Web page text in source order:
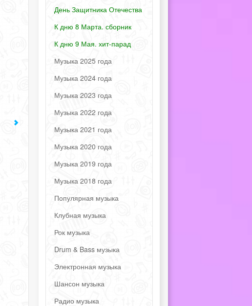
День Защитника Отечества
К дню 8 Марта. сборник
К дню 9 Мая. хит-парад
Музыка 2025 года
Музыка 2024 года
Музыка 2023 года
Музыка 2022 года
Музыка 2021 года
Музыка 2020 года
Музыка 2019 года
Музыка 2018 года
Популярная музыка
Клубная музыка
Рок музыка
Drum & Bass музыка
Электронная музыка
Шансон музыка
Радио музыка